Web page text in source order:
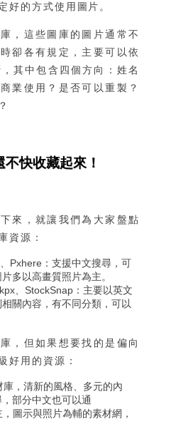
好的方式使用圖片。
，這些圖庫的圖片通常不
卻各有規定，主要可以依
其中包含四個方向：姓名
業使用？是否可以重製？
快收藏起來！
來，就讓我們為大家盤點
資源：
Pxhere：支援中文搜尋，可
多以高畫質照片為主。
、StockSnap：主要以英文
關內容，有不同分類，可以
，但如果想要找的是偏向
好用的資源：
，清新的風格、多元的內
部分中文也可以通
圖示與照片為輔的素材網，